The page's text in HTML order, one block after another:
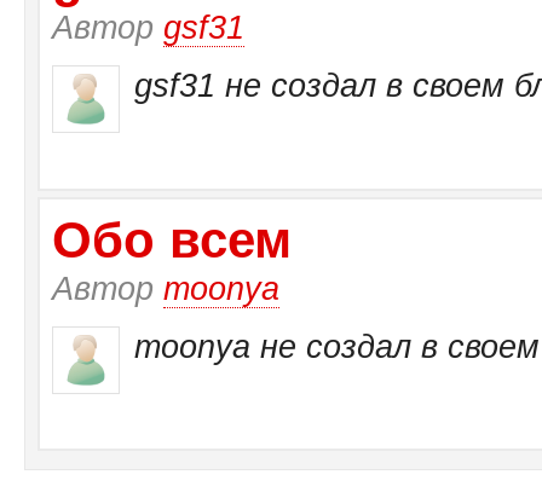
Автор gsf31
gsf31 не создал в своем
Обо всем
Автор moonya
moonya не создал в